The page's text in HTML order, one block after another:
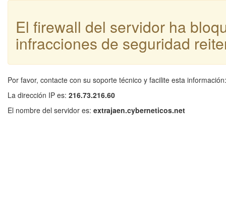
El firewall del servidor ha
infracciones de seguridad
Por favor, contacte con su soporte técnico y facilite esta información:
La dirección IP es: 216.73.216.60
El nombre del servidor es: extrajaen.cyberneticos.net